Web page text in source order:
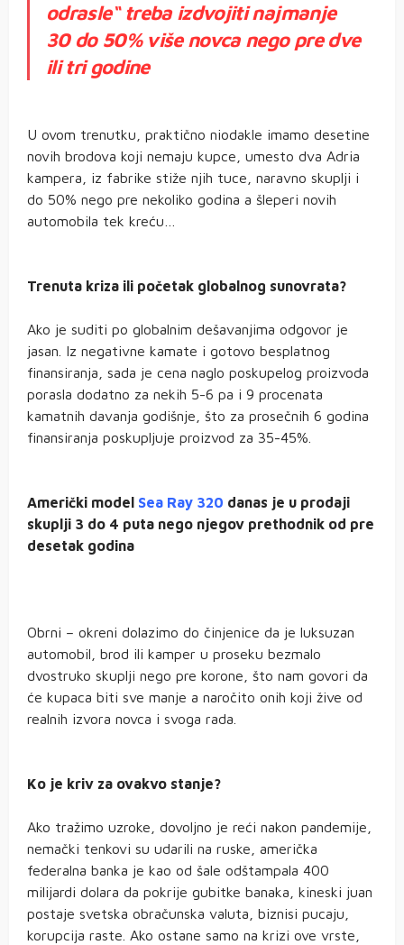
odrasle“ treba izdvojiti najmanje
30 do 50% više novca nego pre dve
ili tri godine
U ovom trenutku, praktično niodakle imamo desetine
novih brodova koji nemaju kupce, umesto dva Adria
kampera, iz fabrike stiže njih tuce, naravno skuplji i
do 50% nego pre nekoliko godina a šleperi novih
automobila tek kreću…
Trenuta kriza ili početak globalnog sunovrata?
Ako je suditi po globalnim dešavanjima odgovor je
jasan. Iz negativne kamate i gotovo besplatnog
finansiranja, sada je cena naglo poskupelog proizvoda
porasla dodatno za nekih 5-6 pa i 9 procenata
kamatnih davanja godišnje, što za prosečnih 6 godina
finansiranja poskupljuje proizvod za 35-45%.
Američki model Sea Ray 320 danas je u prodaji
skuplji 3 do 4 puta nego njegov prethodnik od pre
desetak godina
Obrni – okreni dolazimo do činjenice da je luksuzan
automobil, brod ili kamper u proseku bezmalo
dvostruko skuplji nego pre korone, što nam govori da
će kupaca biti sve manje a naročito onih koji žive od
realnih izvora novca i svoga rada.
Ko je kriv za ovakvo stanje?
Ako tražimo uzroke, dovoljno je reći nakon pandemije,
nemački tenkovi su udarili na ruske, američka
federalna banka je kao od šale odštampala 400
milijardi dolara da pokrije gubitke banaka, kineski juan
postaje svetska obračunska valuta, biznisi pucaju,
korupcija raste. Ako ostane samo na krizi ove vrste,